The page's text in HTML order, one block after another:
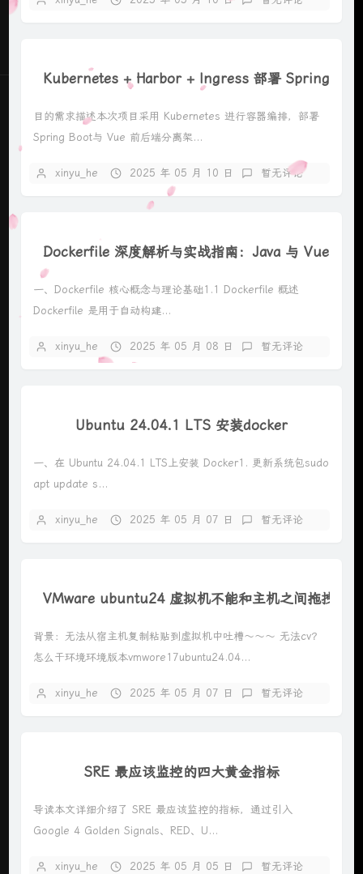
Kubernetes + Harbor + Ingress 部署 SpringBoot
目的需求描述本次项目采用 Kubernetes 进行容器编排，部署
Spring Boot与 Vue 前后端分离架...
xinyu_he 2025 年 05 月 10 日 暂无评论
Dockerfile 深度解析与实战指南：Java 与 Vue 应
一、Dockerfile 核心概念与理论基础1.1 Dockerfile 概述
Dockerfile 是用于自动构建...
xinyu_he 2025 年 05 月 08 日 暂无评论
Ubuntu 24.04.1 LTS 安装docker
一、在 Ubuntu 24.04.1 LTS上安装 Docker1. 更新系统包sudo
apt update s...
xinyu_he 2025 年 05 月 07 日 暂无评论
VMware ubuntu24 虚拟机不能和主机之间拖拽、
背景：无法从宿主机复制粘贴到虚拟机中吐槽～～～ 无法cv？
怎么干环境环境版本vmwore17ubuntu24.04...
xinyu_he 2025 年 05 月 07 日 暂无评论
SRE 最应该监控的四大黄金指标
导读本文详细介绍了 SRE 最应该监控的指标，通过引入
Google 4 Golden Signals、RED、U...
xinyu_he 2025 年 05 月 05 日 暂无评论